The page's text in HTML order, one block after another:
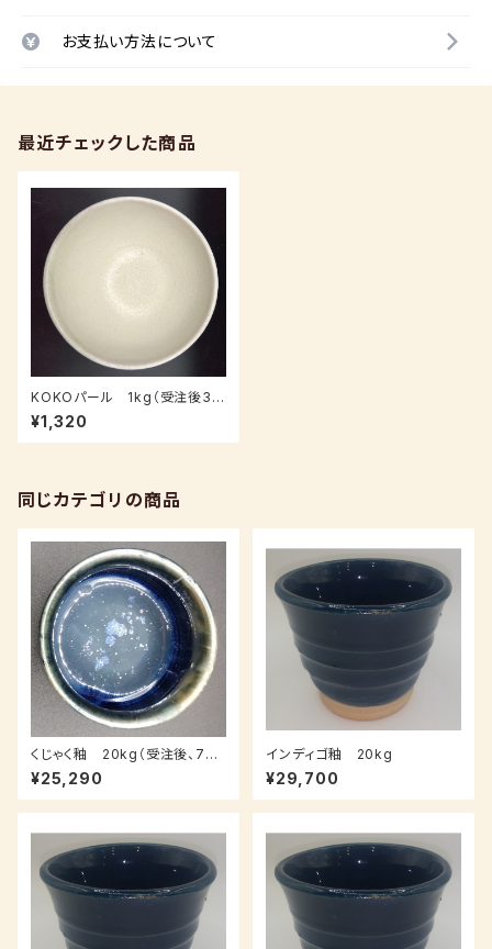
お支払い方法について
最近チェックした商品
KOKOパール 1kg（受注後3～
7日後発送）
¥1,320
同じカテゴリの商品
くじゃく釉 20kg（受注後、7～1
4日後発送）
¥25,290
インディゴ釉 20kg
¥29,700